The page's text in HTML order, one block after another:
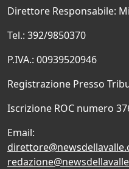
Direttore Responsabile:
Tel.: 392/9850370
P.IVA.: 00939520946
Registrazione Presso
Iscrizione ROC numero
Email: